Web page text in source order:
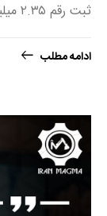
ثبت رقم ۲.۳۵ میلیون تن […]
ادامه مطلب